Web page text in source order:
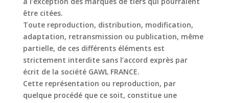
être citées.
Toute reproduction, distribution, modification,
adaptation, retransmission ou publication, même
partielle, de ces différents éléments est
strictement interdite sans l’accord exprès par
écrit de la société GAWL FRANCE.
Cette représentation ou reproduction, par
quelque procédé que ce soit, constitue une